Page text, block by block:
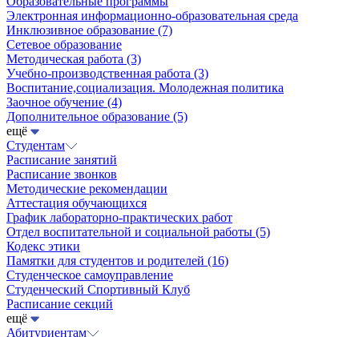
Электронная информационно-образовательная среда
Инклюзивное образование (7)
Сетевое образование
Методическая работа (3)
Учебно-производственная работа (3)
Воспитание,социализация. Молодежная политика
Заочное обучение (4)
Дополнительное образование (5)
ещё
Студентам
Расписание занятий
Расписание звонков
Методические рекомендации
Аттестация обучающихся
График лабораторно-практических работ
Отдел воспитательной и социальной работы (5)
Кодекс этики
Памятки для студентов и родителей (16)
Студенческое самоуправление
Студенческий Спортивный Клуб
Расписание секций
ещё
Абитуриентам